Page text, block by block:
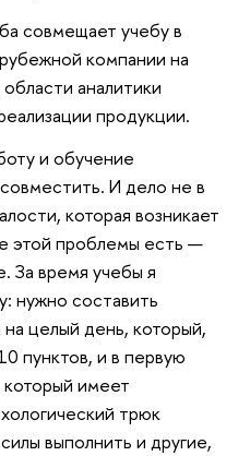
совмещает учебу в
компании на
аналитики
продукции.
и обучение
И дело не в
которая возникает
этой проблемы есть —
За время учебы я
нужно составить
целый день, который,
пунктов, и в первую
имеет
трюк
выполнить и другие,